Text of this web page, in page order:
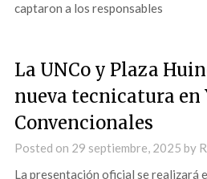
captaron a los responsables
La UNCo y Plaza
nueva tecnicatura en
Convencionales
Posted on 29 septiembre, 2025 by
La presentación oficial se realizará